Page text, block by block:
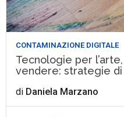
CONTAMINAZIONE DIGITALE
Tecnologie per
vendere: strategie
di Daniela Marzano